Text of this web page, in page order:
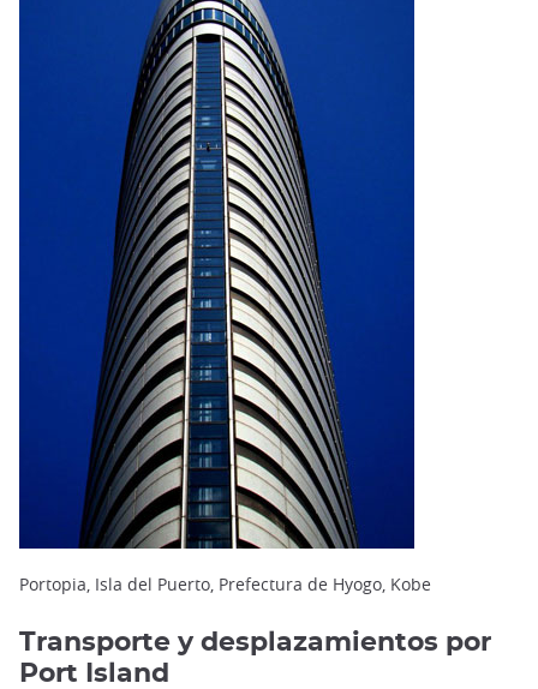
Portopia, Isla del Puerto, Prefectura de Hyogo, Kobe
Transporte y desplazamientos por
Port Island